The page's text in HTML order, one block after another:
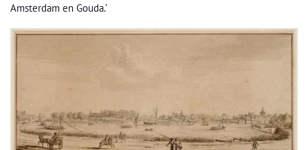
Amsterdam en Gouda.’